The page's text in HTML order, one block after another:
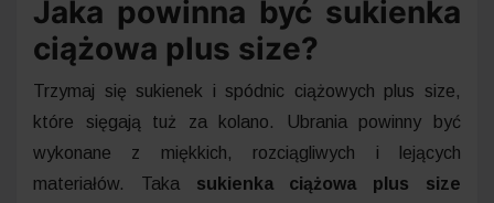
Jaka powinna być sukienka
ciążowa plus size?
Trzymaj się sukienek i spódnic ciążowych plus size,
które sięgają tuż za kolano. Ubrania powinny być
wykonane z miękkich, rozciągliwych i lejących
materiałów. Taka sukienka ciążowa plus size